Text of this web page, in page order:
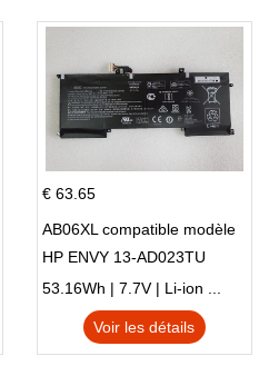
€ 63.65
AB06XL compatible modèle
HP ENVY 13-AD023TU
HSTNN-DB8C 921438-855
TPN-I128
53.16Wh | 7.7V | Li-ion ...
Voir les détails